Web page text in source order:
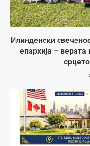
Илинденски
епархија –